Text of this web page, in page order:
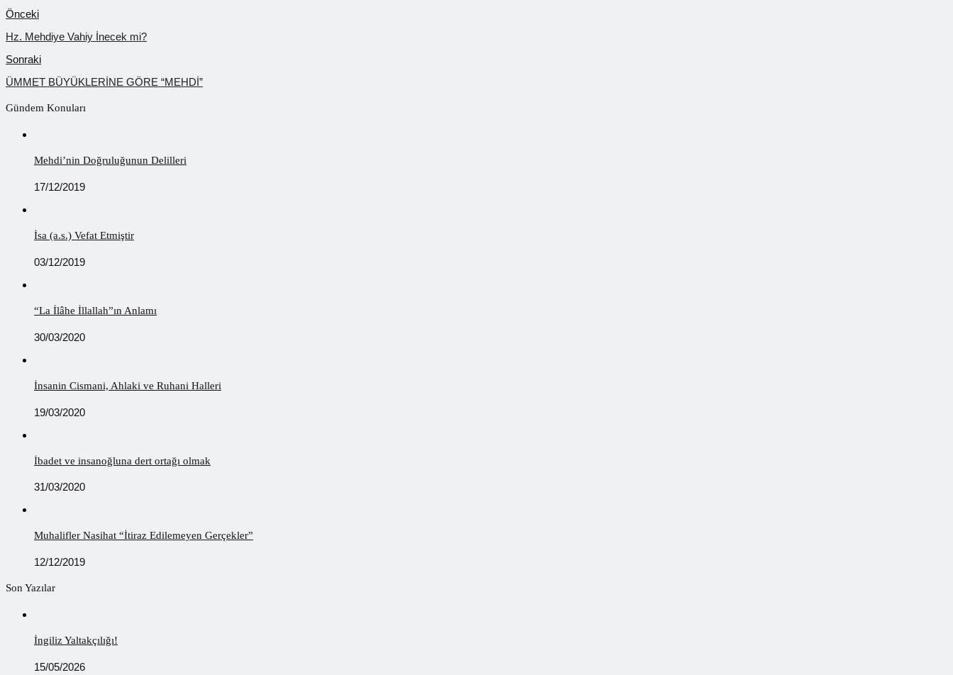
Önceki
Hz. Mehdiye Vahiy İnecek mi?
Sonraki
ÜMMET BÜYÜKLERİNE GÖRE “MEHDİ”
Gündem Konuları
Mehdi’nin Doğruluğunun Delilleri
17/12/2019
İsa (a.s.) Vefat Etmiştir
03/12/2019
“La İlâhe İllallah”ın Anlamı
30/03/2020
İnsanin Cismani, Ahlaki ve Ruhani Halleri
19/03/2020
İbadet ve insanoğluna dert ortağı olmak
31/03/2020
Muhalifler Nasihat “İtiraz Edilemeyen Gerçekler”
12/12/2019
Son Yazılar
İngiliz Yaltakçılığı!
15/05/2026